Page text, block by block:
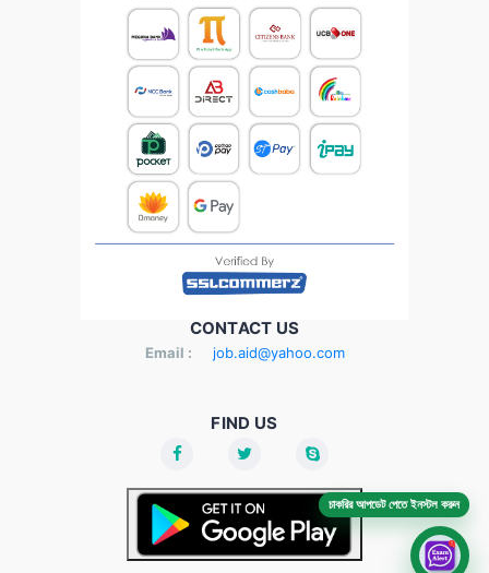
CONTACT US
Email : job.aid@yahoo.com
FIND US
চাকরির আপডেট পেতে ইনস্টল করুন